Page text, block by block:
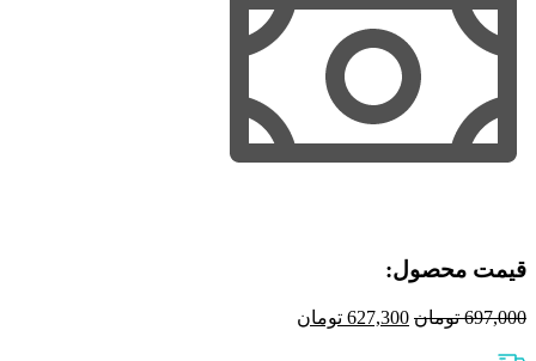
کنیم؟
عدد
قیمت محصول:​
697,000 تومان قیمت
627,300 تومان